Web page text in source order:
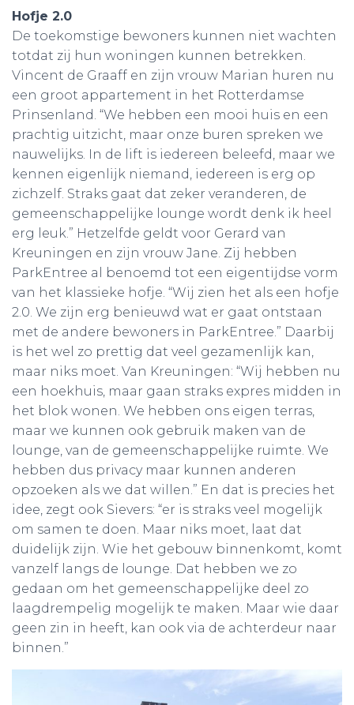
Hofje 2.0
De toekomstige bewoners kunnen niet wachten
totdat zij hun woningen kunnen betrekken.
Vincent de Graaff en zijn vrouw Marian huren nu
een groot appartement in het Rotterdamse
Prinsenland. “We hebben een mooi huis en een
prachtig uitzicht, maar onze buren spreken we
nauwelijks. In de lift is iedereen beleefd, maar we
kennen eigenlijk niemand, iedereen is erg op
zichzelf. Straks gaat dat zeker veranderen, de
gemeenschappelijke lounge wordt denk ik heel
erg leuk.” Hetzelfde geldt voor Gerard van
Kreuningen en zijn vrouw Jane. Zij hebben
ParkEntree al benoemd tot een eigentijdse vorm
van het klassieke hofje. “Wij zien het als een hofje
2.0. We zijn erg benieuwd wat er gaat ontstaan
met de andere bewoners in ParkEntree.” Daarbij
is het wel zo prettig dat veel gezamenlijk kan,
maar niks moet. Van Kreuningen: “Wij hebben nu
een hoekhuis, maar gaan straks expres midden in
het blok wonen. We hebben ons eigen terras,
maar we kunnen ook gebruik maken van de
lounge, van de gemeenschappelijke ruimte. We
hebben dus privacy maar kunnen anderen
opzoeken als we dat willen.” En dat is precies het
idee, zegt ook Sievers: “er is straks veel mogelijk
om samen te doen. Maar niks moet, laat dat
duidelijk zijn. Wie het gebouw binnenkomt, komt
vanzelf langs de lounge. Dat hebben we zo
gedaan om het gemeenschappelijke deel zo
laagdrempelig mogelijk te maken. Maar wie daar
geen zin in heeft, kan ook via de achterdeur naar
binnen.”